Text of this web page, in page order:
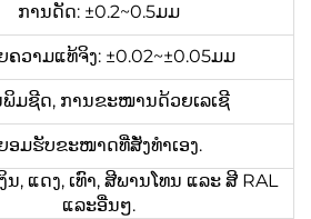
ການດັດ: ±0.2~0.5ມມ
ຄວາມແທ້ຈິງ: ±0.02~±0.05ມມ
ມຊີດ, ການຂະໜານດ້ວຍເລເຊີ
ອມຮັບຂະໜາດທີ່ສັ່ງທຳເອງ.
ນ, ແດງ, ເທົາ, ສີພານໂທນ ແລະ ສີ RAL
ແລະອື່ນໆ.